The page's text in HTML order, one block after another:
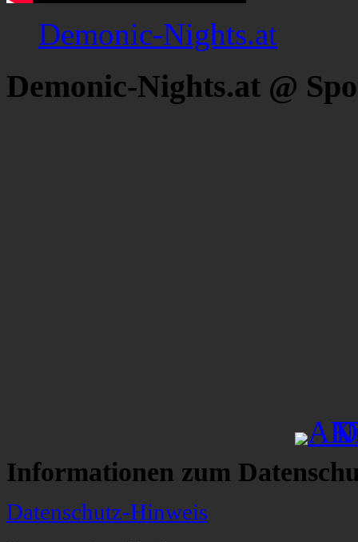
Demonic-Nights.at
Demonic-Nights.at @
Informationen zum
Datenschutz-Hinweis